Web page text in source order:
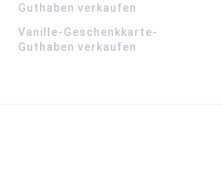
Guthaben verkaufen
Vanille-Geschenkkarte-
Guthaben verkaufen